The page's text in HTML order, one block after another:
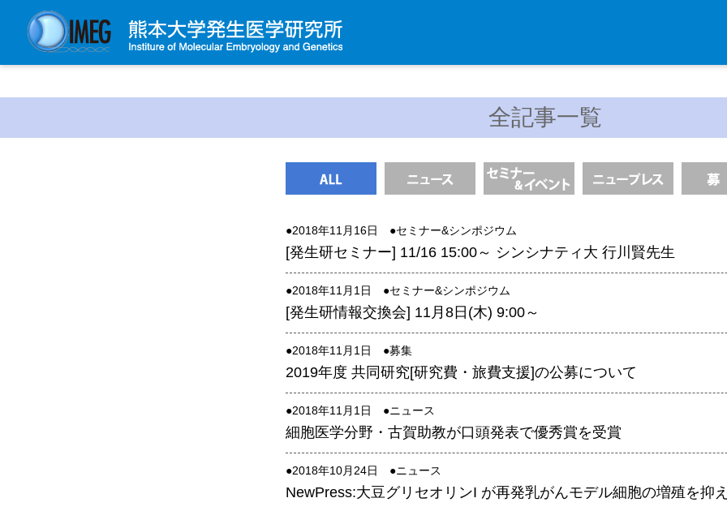
入学者案内
研究支援
リエゾンラボ利用申込み
顕微鏡・画像解析支援
共通実験室・培養室利用
キャピラリーシーケンス
全記事一覧
●2018年11月16日 ●セミナー&シンポジウム
[発生研セミナー] 11/16 15:00～ シンシナティ大 行川賢先生
●2018年11月1日 ●セミナー&シンポジウム
[発生研情報交換会] 11月8日(木) 9:00～
●2018年11月1日 ●募集
2019年度 共同研究[研究費・旅費支援]の公募について
●2018年11月1日 ●ニュース
細胞医学分野・古賀助教が口頭発表で優秀賞を受賞
●2018年10月24日 ●ニュース
NewPress:大豆グリセオリンI が再発乳がんモデル細胞の増殖を抑